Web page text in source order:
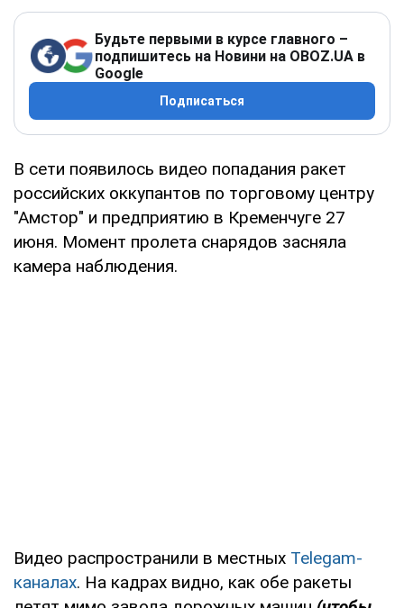
Будьте первыми в курсе главного –
подпишитесь на Новини на OBOZ.UA в
Google
Подписаться
В сети появилось видео попадания ракет
российских оккупантов по торговому центру
"Амстор" и предприятию в Кременчуге 27
июня. Момент пролета снарядов засняла
камера наблюдения.
Видео распространили в местных Telegam-
каналах. На кадрах видно, как обе ракеты